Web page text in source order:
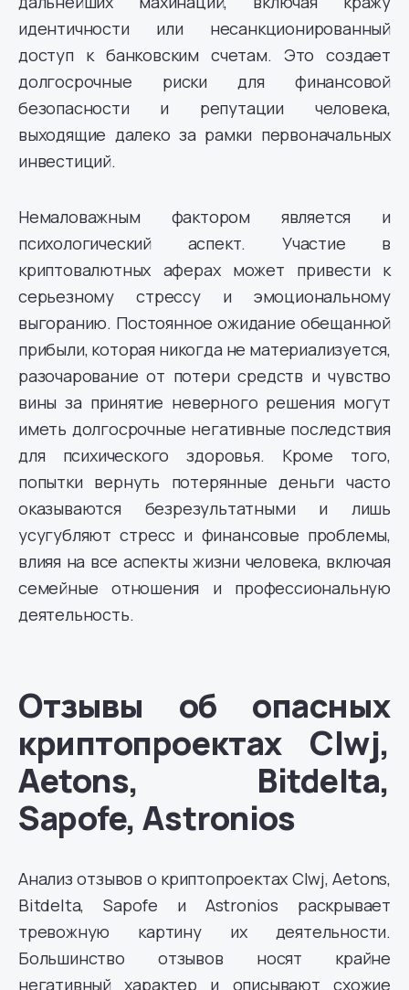
идентичности или несанкционированный
доступ к банковским счетам. Это создает
долгосрочные риски для финансовой
безопасности и репутации человека,
выходящие далеко за рамки первоначальных
инвестиций.
Немаловажным фактором является и
психологический аспект. Участие в
криптовалютных аферах может привести к
серьезному стрессу и эмоциональному
выгоранию. Постоянное ожидание обещанной
прибыли, которая никогда не материализуется,
разочарование от потери средств и чувство
вины за принятие неверного решения могут
иметь долгосрочные негативные последствия
для психического здоровья. Кроме того,
попытки вернуть потерянные деньги часто
оказываются безрезультатными и лишь
усугубляют стресс и финансовые проблемы,
влияя на все аспекты жизни человека, включая
семейные отношения и профессиональную
деятельность.
Отзывы об опасных
криптопроектах Clwj,
Aetons, Bitdelta,
Sapofe, Astronios
Анализ отзывов о криптопроектах Clwj, Aetons,
Bitdelta, Sapofe и Astronios раскрывает
тревожную картину их деятельности.
Большинство отзывов носят крайне
негативный характер и описывают схожие